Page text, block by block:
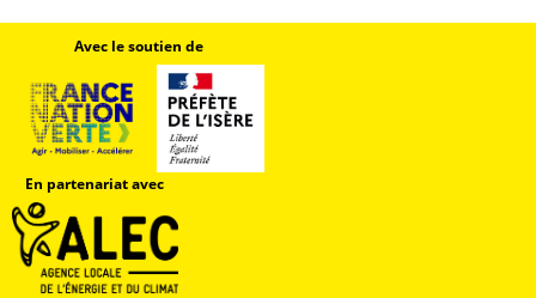
Avec le soutien de
En partenariat avec